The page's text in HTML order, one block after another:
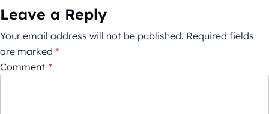
Leave a Reply
Your email address will not be published. Required fields
are marked *
Comment *